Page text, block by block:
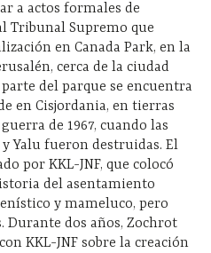
a actos formales de
Tribunal Supremo que
en Canada Park, en la
cerca de la ciudad
del parque se encuentra
en Cisjordania, en tierras
de 1967, cuando las
Yalu fueron destruidas. El
por KKL-JNF, que colocó
del asentamiento
y mameluco, pero
Durante dos años, Zochrot
KKL-JNF sobre la creación